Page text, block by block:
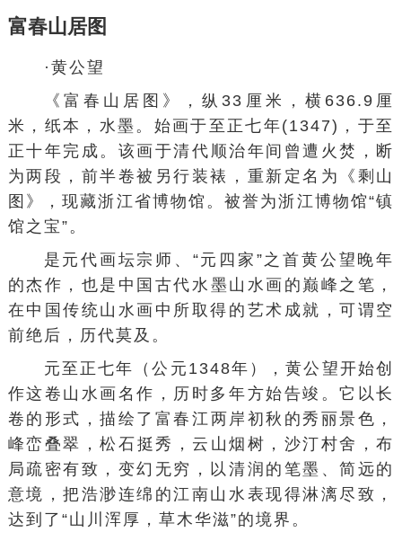
富春山居图
· 黄公望
《富春山居图》，纵33厘米，横636.9厘
米，纸本，水墨。始画于至正七年(1347)，于至
正十年完成。该画于清代 顺治年间曾遭火焚，断
为两段，前半卷被另行装裱，重新定名为《 剩山
图 》，现藏浙江省博物馆 。被誉为浙江博物馆“镇
馆之宝”。
是元代画坛宗师、“元四家 ”之首黄公望晚年
的杰作，也是中国古代水墨山水画 的巅峰之笔，
在中国传统山水画中所取得的艺术成就，可谓空
前绝后，历代莫及。
元至正七年（公元1348年），黄公望开始创
作这卷山水画名作，历时多年方始告竣。它以长
卷的形式，描绘了 富春江两岸初秋的秀丽景色，
峰峦叠翠，松石 挺秀， 云山烟树， 沙汀村舍，布
局疏密有致，变幻无穷，以清润的笔墨、简远的
意境，把浩渺连绵的江南山水表现得淋漓尽致，
达到了“山川浑厚，草木华滋”的境界。